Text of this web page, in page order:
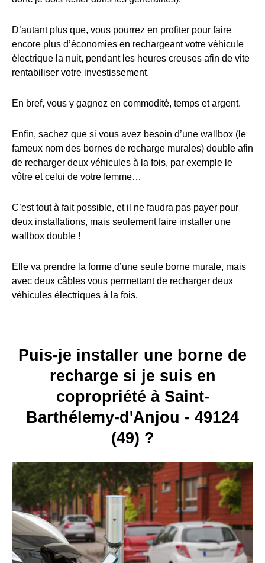
D’autant plus que, vous pourrez en profiter pour faire
encore plus d’économies en rechargeant votre véhicule
électrique la nuit, pendant les heures creuses afin de vite
rentabiliser votre investissement.
En bref, vous y gagnez en commodité, temps et argent.
Enfin, sachez que si vous avez besoin d’une wallbox (le
fameux nom des bornes de recharge murales) double afin
de recharger deux véhicules à la fois, par exemple le
vôtre et celui de votre femme…
C’est tout à fait possible, et il ne faudra pas payer pour
deux installations, mais seulement faire installer une
wallbox double !
Elle va prendre la forme d’une seule borne murale, mais
avec deux câbles vous permettant de recharger deux
véhicules électriques à la fois.
Puis-je installer une borne de
recharge si je suis en
copropriété à Saint-
Barthélemy-d'Anjou - 49124
(49) ?